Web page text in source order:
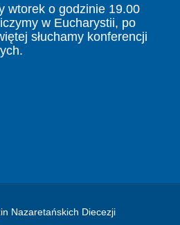
wtorek o godzinie 19.00
w Eucharystii, po
słuchamy konferencji
Nazaretańskich Diecezji